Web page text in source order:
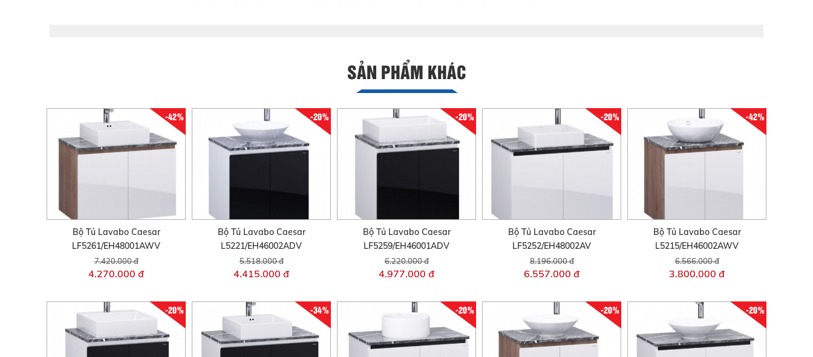
SẢN PHẨM KHÁC
-42%
Bộ Tủ Lavabo Caesar
LF5261/EH48001AWV
7.420.000 đ
4.270.000 đ
-20%
Bộ Tủ Lavabo Caesar
L5221/EH46002ADV
5.518.000 đ
4.415.000 đ
-20%
Bộ Tủ Lavabo Caesar
LF5259/EH46001ADV
6.220.000 đ
4.977.000 đ
-20%
Bộ Tủ Lavabo Caesar
LF5252/EH48002AV
8.196.000 đ
6.557.000 đ
-42%
Bộ Tủ Lavabo Caesar
L5215/EH46002AWV
6.566.000 đ
3.800.000 đ
-20% -34% -20% -20% -20%